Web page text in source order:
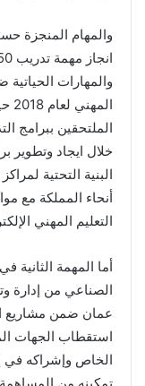
والمهام المنجزة
والمهارات
خلال ايجاد وتطوير
البنية التحتية
أنحاء المملكة مع
التعليم المهني
أما المهمة
عمان ضمن مشاريع
استقطاب الجهات
الخاص وإشراكه في